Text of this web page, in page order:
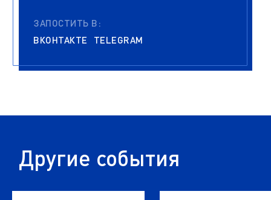
ЗАПОСТИТЬ В:
ВКОНТАКТЕ
TELEGRAM
Другие события